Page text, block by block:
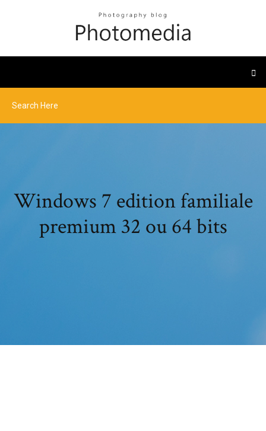
Windows 7 edition familiale
premium 32 ou 64 bits